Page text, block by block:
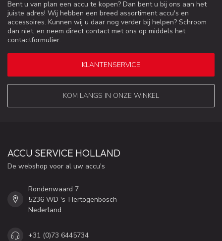
Bent u van plan een accu te kopen? Dan bent u bij ons aan het
juiste adres! Wij hebben een breed assortiment accu's en
accessoires. Kunnen wij u daar nog verder bij helpen? Schroom
dan niet, en neem direct contact met ons op middels het
contactformulier.
KLANTENSERVICE
KOM LANGS IN ONZE WINKEL
ACCU SERVICE HOLLAND
De webshop voor al uw accu's
Rondenwaard 7
5236 WD 's-Hertogenbosch
Nederland
+31 (0)73 6445734